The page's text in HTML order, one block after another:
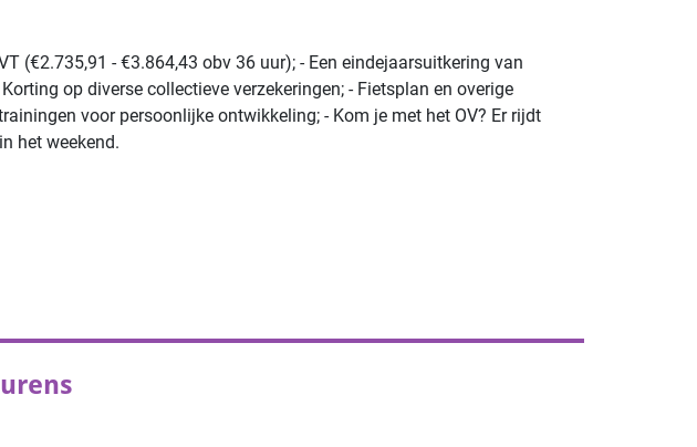
(€2.735,91 - €3.864,43 obv 36 uur); - Een eindejaarsuitkering van
op diverse collectieve verzekeringen; - Fietsplan en overige
voor persoonlijke ontwikkeling; - Kom je met het OV? Er rijdt
het weekend.